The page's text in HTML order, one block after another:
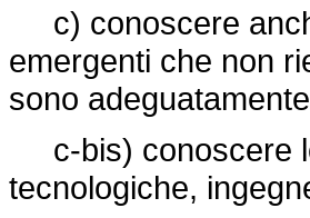
c) conoscere
emergenti che non
sono
c-bis) conoscere
tecnologiche,